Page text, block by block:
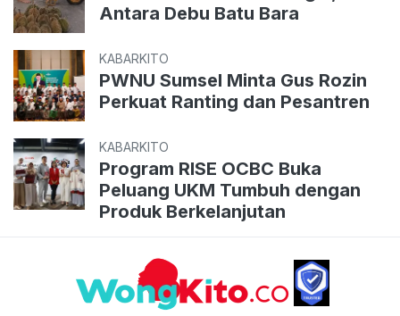
Antara Debu Batu Bara
KABARKITO
PWNU Sumsel Minta Gus Rozin
Perkuat Ranting dan Pesantren
KABARKITO
Program RISE OCBC Buka
Peluang UKM Tumbuh dengan
Produk Berkelanjutan